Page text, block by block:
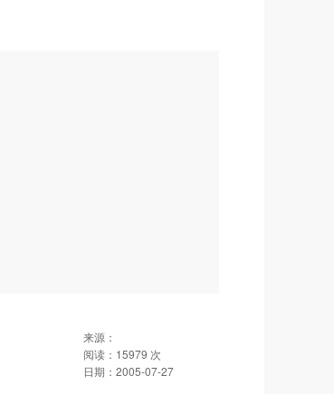
来源：
阅读： 15979 次
日期： 2005-07-27